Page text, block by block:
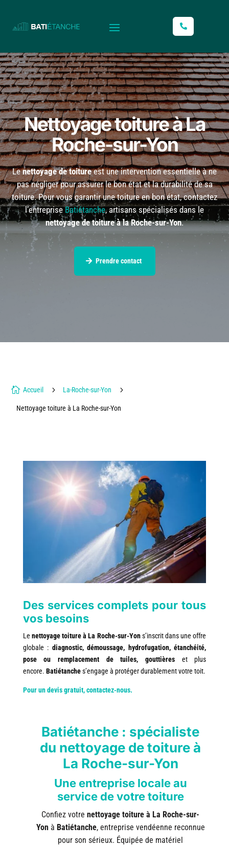
Nettoyage toiture à La
Roche-sur-Yon
Lenettoyage de toitureest une intervention essentielle à ne
pas négliger pour assurer le bon état et la durabilité de sa
toiture. Pour vous garantir une toiture en bon état, contactez
l’entrepriseBatiétanche, artisans spécialisés dans le
nettoyage de toiture à la Roche-sur-Yon.
Prendre contact
 Accueil 5 La-Roche-sur-Yon 5
Nettoyage toiture à La Roche-sur-Yon
Des services complets pour tous
vos besoins
Le nettoyage toiture à La Roche-sur-Yon s’inscrit dans une offre
globale : diagnostic, démoussage, hydrofugation, étanchéité,
pose ou remplacement de tuiles, gouttières
et plus
encore. Batiétanche s’engage à protéger durablement votre toit.
Pour un devis gratuit, contactez-nous.
Batiétanche : spécialiste
du nettoyage de toiture à
La Roche-sur-Yon
Une entreprise locale au
service de votre toiture
Confiez votre nettoyage toiture à La Roche-sur-
Yon à Batiétanche, entreprise vendéenne reconnue
pour son sérieux. Équipée de matériel